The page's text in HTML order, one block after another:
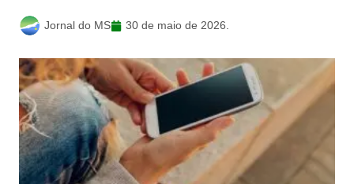
Jornal do MS 30 de maio de 2026.